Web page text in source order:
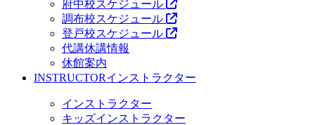
府中校スケジュール
調布校スケジュール
登戸校スケジュール
代講休講情報
休館案内
INSTRUCTORインストラクター
インストラクター
キッズインストラクター